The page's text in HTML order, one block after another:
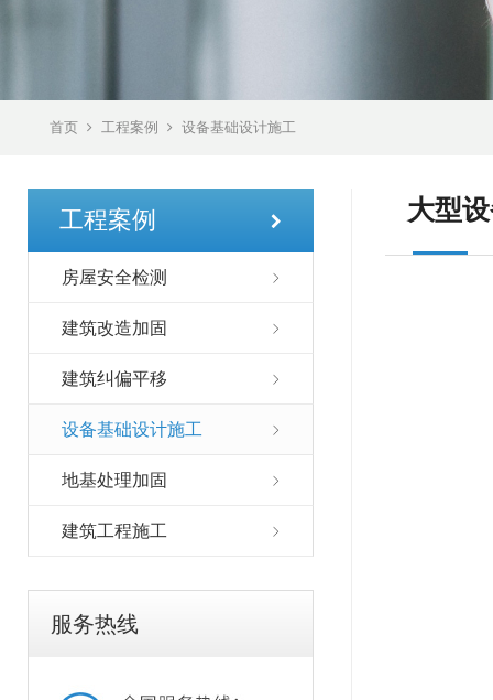
首页 工程案例 设备基础设计施工
大型
工程案例
房屋安全检测
建筑改造加固
建筑纠偏平移
设备基础设计施工
地基处理加固
建筑工程施工
服务热线